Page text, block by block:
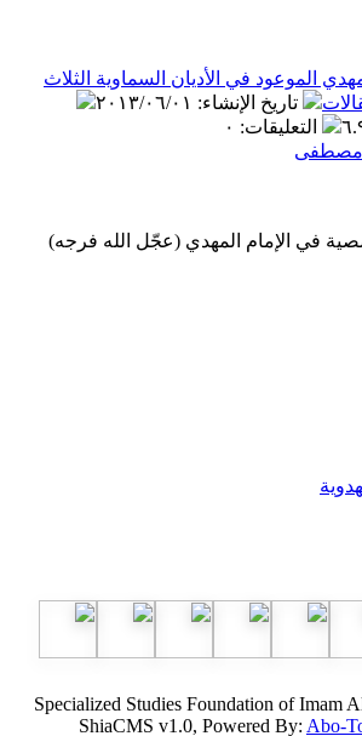
تاريخ الإنشاء: ٢٠١٣/٠٦/٠١
التعليقات: ٠
مصطفى
في الإمام المهدي (عجّل الله فرجه)
Specialized Studies Foundation of Imam
ShiaCMS v1.0, Powered By: Abo-